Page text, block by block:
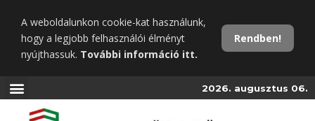
tartalomra
A weboldalunkon cookie-kat használunk,
hogy a legjobb felhasználói élményt
nyújthassuk. További információ itt.
Rendben!
2026. augusztus 06.